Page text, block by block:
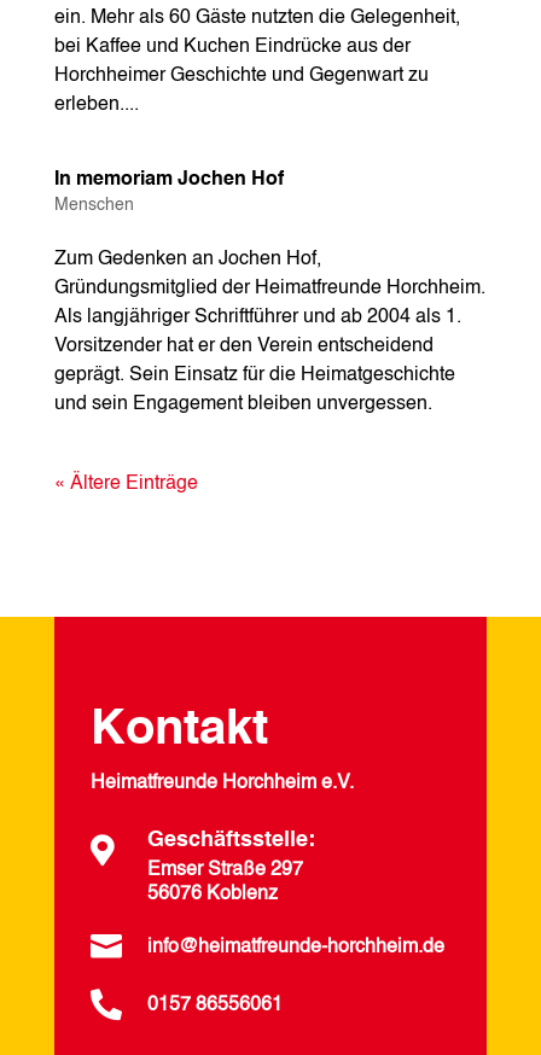
ein. Mehr als 60 Gäste nutzten die Gelegenheit,
bei Kaffee und Kuchen Eindrücke aus der
Horchheimer Geschichte und Gegenwart zu
erleben....
In memoriam Jochen Hof
Menschen
Zum Gedenken an Jochen Hof,
Gründungsmitglied der Heimatfreunde Horchheim.
Als langjähriger Schriftführer und ab 2004 als 1.
Vorsitzender hat er den Verein entscheidend
geprägt. Sein Einsatz für die Heimatgeschichte
und sein Engagement bleiben unvergessen.
« Ältere Einträge
Kontakt
Heimatfreunde Horchheim e.V.
 Geschäftsstelle:
Emser Straße 297
56076 Koblenz
 info@heimatfreunde-horchheim.de
 0157 86556061